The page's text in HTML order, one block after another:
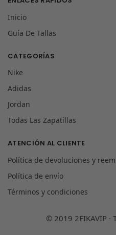
Inicio
Guía De Tallas
CATEGORÍAS
Nike
Adidas
Jordan
Todas Las Zapatillas
ATENCIÓN AL CLIENTE
Política de devoluciones y
Política de envío
Términos y condiciones
© 2019 2FIKAVIP ·